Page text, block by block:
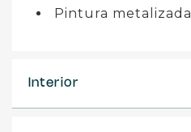
Pintura metalizada
Interior